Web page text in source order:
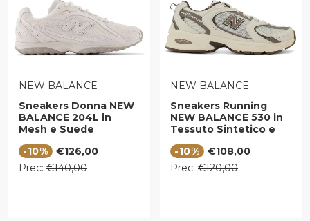
VENDITORE:
NEW BALANCE
Sneakers Donna NEW
BALANCE 204L in
Mesh e Suede
-10%
Prezzo di vendita
€126,00
Prezzo regolare
Prec: €140,00
VENDITORE:
NEW BALANCE
Sneakers Running
NEW BALANCE 530 in
Tessuto Sintetico e
Turtledove Angora e
Mushroom
-10%
Prezzo di vendita
€108,00
Prezzo regolare
Prec: €120,00